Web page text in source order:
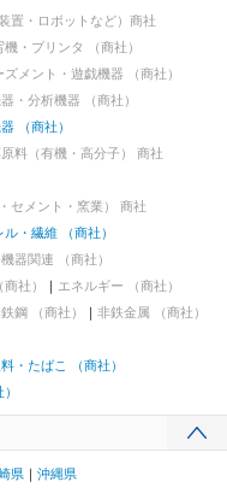
置・ロボットなど）商社
機・プリンタ （商社）
ズメント・遊戯機器 （商社）
・分析機器 （商社）
（商社）
料（有機・高分子） 商社
セメント・窯業） 商社
ル・繊維 （商社）
器関連 （商社）
社）
エネルギー （商社）
鋼 （商社）
非鉄金属 （商社）
・たばこ （商社）
県 沖縄県